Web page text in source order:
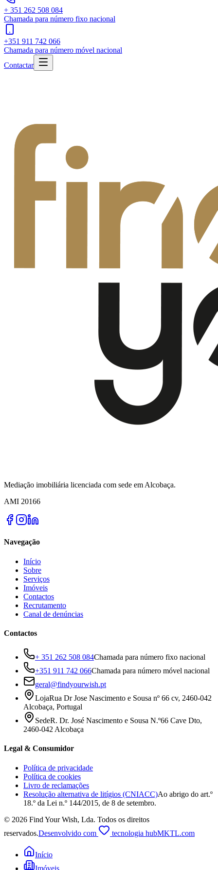
+ 351 262 508 084
Chamada para número fixo nacional
+351 911 742 066
Chamada para número móvel nacional
Contactar
Mediação imobiliária licenciada com sede em Alcobaça.
AMI 20166
Navegação
Início
Sobre
Serviços
Imóveis
Contactos
Recrutamento
Canal de denúncias
Contactos
+ 351 262 508 084Chamada para número fixo nacional
+351 911 742 066Chamada para número móvel nacional
geral@findyourwish.pt
LojaRua Dr Jose Nascimento e Sousa nº 66 cv, 2460-042
Alcobaça, Portugal
SedeR. Dr. José Nascimento e Sousa N.º66 Cave Dto,
2460-042 Alcobaça
Legal & Consumidor
Política de privacidade
Política de cookies
Livro de reclamações
Resolução alternativa de litígios (CNIACC)Ao abrigo do art.º
18.º da Lei n.º 144/2015, de 8 de setembro.
© 2026 Find Your Wish, Lda. Todos os direitos
reservados.Desenvolvido com tecnologia hubMKTL.com
Início
Imóveis